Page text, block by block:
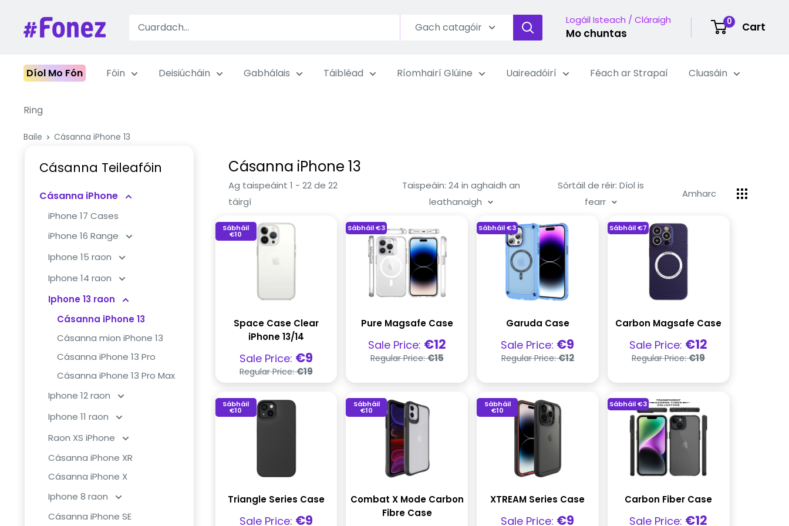
ábhar
Fonez Gach catagóir
Logáil Isteach / Cláraigh
Mo chuntas
0 Cart
Díol Mo Fón Fóin Deisiúcháin Gabhálais Táibléad Ríomhairí Glúine Uaireadóirí Féach ar Strapaí Cluasáin
Ring
Baile Cásanna iPhone 13
Cásanna Teileafóin
Cásanna iPhone
iPhone 17 Cases
iPhone 16 Range
Iphone 15 raon
Iphone 14 raon
Iphone 13 raon
Cásanna iPhone 13
Cásanna mion iPhone 13
Cásanna iPhone 13 Pro
Cásanna iPhone 13 Pro Max
Iphone 12 raon
Iphone 11 raon
Raon XS iPhone
Cásanna iPhone XR
Cásanna iPhone X
Iphone 8 raon
Cásanna iPhone SE
Cásanna iPhone 13
Ag taispeáint 1 - 22 de 22
táirgí
Taispeáin: 24 in aghaidh an
leathanaigh
Sórtáil de réir: Díol is
fearr
Amharc
Sábháil
€10
Space Case Clear
iPhone 13/14
Praghas
díola
Sale Price: €9
Praghas
rialta
Regular Price:€19
Sábháil€3
Pure Magsafe Case
Praghas
díola
Sale Price: €12
Praghas
rialta
Regular Price:€15
Sábháil€3
Garuda Case
Praghas
díola
Sale Price: €9
Praghas
rialta
Regular Price:€12
Sábháil€7
Carbon Magsafe Case
Praghas
díola
Sale Price: €12
Praghas
rialta
Regular Price:€19
Sábháil
€10
Triangle Series Case
Praghas
Sale Price: €9
Sábháil
€10
Combat X Mode Carbon
Fibre Case
Sábháil
€10
XTREAM Series Case
Praghas
Sale Price: €9
Sábháil€3
Carbon Fiber Case
Praghas
Sale Price: €12